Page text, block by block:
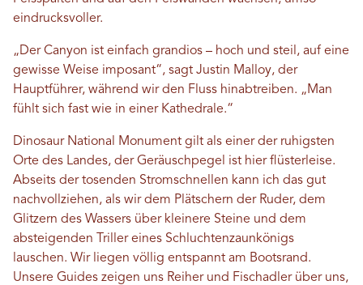
eindrucksvoller.
„Der Canyon ist einfach grandios – hoch und steil, auf eine
gewisse Weise imposant“, sagt Justin Malloy, der
Hauptführer, während wir den Fluss hinabtreiben. „Man
fühlt sich fast wie in einer Kathedrale.“
Dinosaur National Monument gilt als einer der ruhigsten
Orte des Landes, der Geräuschpegel ist hier flüsterleise.
Abseits der tosenden Stromschnellen kann ich das gut
nachvollziehen, als wir dem Plätschern der Ruder, dem
Glitzern des Wassers über kleinere Steine ​​und dem
absteigenden Triller eines Schluchtenzaunkönigs
lauschen. Wir liegen völlig entspannt am Bootsrand.
Unsere Guides zeigen uns Reiher und Fischadler über uns,